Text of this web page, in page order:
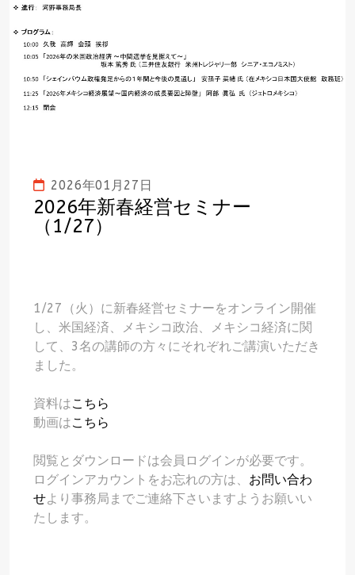
2026年01月27日
2026年新春経営セミナー
（1/27）
1/27（火）に新春経営セミナーをオンライン開催
し、米国経済、メキシコ政治、メキシコ経済に関
して、3名の講師の方々にそれぞれご講演いただき
ました。
資料はこちら
動画はこちら
閲覧とダウンロードは会員ログインが必要です。
ログインアカウントをお忘れの方は、 お問い合わ
せより事務局までご連絡下さいますようお願いい
たします。